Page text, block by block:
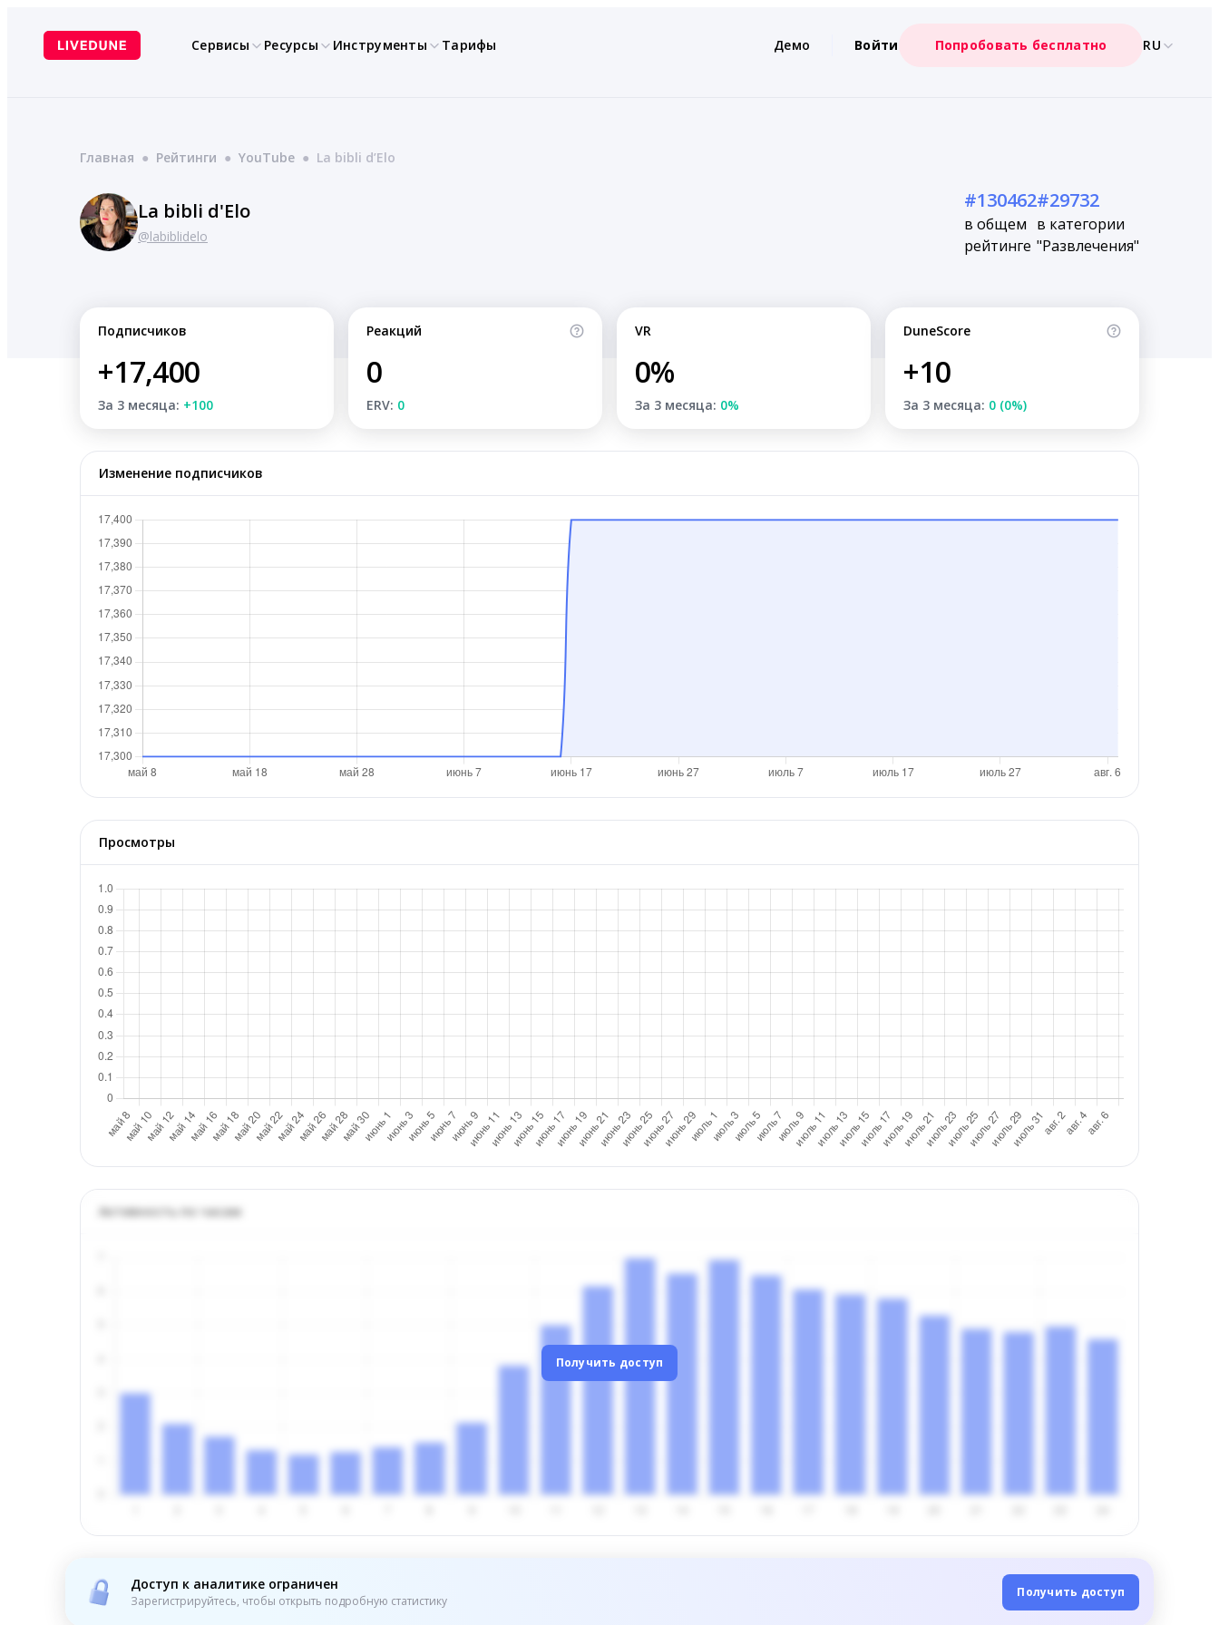
содержимому
Сервисы Ресурсы Инструменты Тарифы Демо Войти Попробовать бесплатно RU
Главная ● Рейтинги ● YouTube ● La bibli d’Elo
La bibli d'Elo
@labiblidelo
#130462
в общем
рейтинге
#29732
в категории
"Развлечения"
Подписчиков
+17,400
За 3 месяца: +100
Реакций
0
ERV: 0
VR
0%
За 3 месяца: 0%
DuneScore
+10
За 3 месяца: 0 (0%)
Изменение подписчиков
Просмотры
Активность по часам
Получить доступ
Доступ к аналитике ограничен
Зарегистрируйтесь, чтобы открыть подробную статистику
Получить доступ